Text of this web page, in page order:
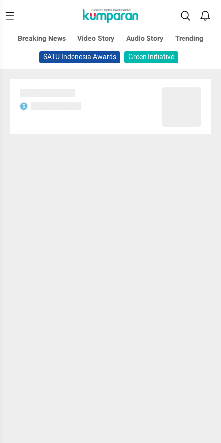
Breaking News Video Story Audio Story
Trending
SATU Indonesia Awards
Green Initiative
S